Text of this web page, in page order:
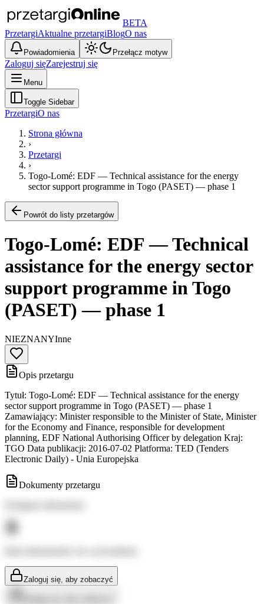
BETA
PrzetargiAktualne przetargiBlogO nas
Powiadomienia Przełącz motyw
Zaloguj sięZarejestruj się
Menu
Toggle Sidebar
PrzetargiO nas
Strona główna
›
Przetargi
›
Togo-Lomé: EDF — Technical assistance for the energy
sector support programme in Togo (PASET) — phase 1
Powrót do listy przetargów
Togo-Lomé: EDF — Technical
assistance for the energy sector
support programme in Togo
(PASET) — phase 1
NIEZNANYInne
Opis przetargu
Tytuł: Togo-Lomé: EDF — Technical assistance for the energy
sector support programme in Togo (PASET) — phase 1
Zamawiający: Minister responsible to the Minister of State, Minister
for the Economy and Finance, responsible for development
planning, EDF National Authorising Officer by delegation Kraj:
TGO Data publikacji: 2016-07-02 Platforma: TED (Tenders
Electronic Daily) - Unia Europejska
Dokumenty przetargu
Zaloguj się, aby zobaczyć